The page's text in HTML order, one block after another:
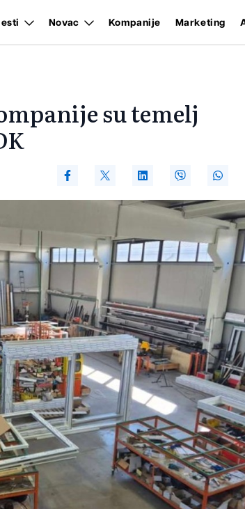
Novac Kompanije Marketing
su temelj